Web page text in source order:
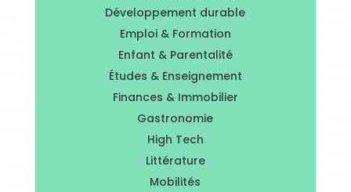
Développement durable
Emploi & Formation
Enfant & Parentalité
Études & Enseignement
Finances & Immobilier
Gastronomie
High Tech
Littérature
Mobilités